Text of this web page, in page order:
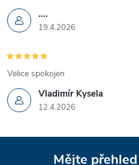
....
19.4.2026
Vladimír Kysela
12.4.2026
Velice spokojen
Mějte